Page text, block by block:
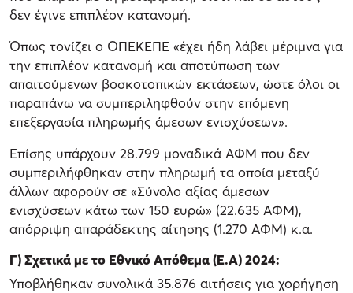
δεν έγινε επιπλέον κατανομή.
Όπως τονίζει ο ΟΠΕΚΕΠΕ «έχει ήδη λάβει μέριμνα για
την επιπλέον κατανομή και αποτύπωση των
απαιτούμενων βοσκοτοπικών εκτάσεων, ώστε όλοι οι
παραπάνω να συμπεριληφθούν στην επόμενη
επεξεργασία πληρωμής άμεσων ενισχύσεων».
Επίσης υπάρχουν 28.799 μοναδικά ΑΦΜ που δεν
συμπεριλήφθηκαν στην πληρωμή τα οποία μεταξύ
άλλων αφορούν σε «Σύνολο αξίας άμεσων
ενισχύσεων κάτω των 150 ευρώ» (22.635 ΑΦΜ),
απόρριψη απαράδεκτης αίτησης (1.270 ΑΦΜ) κ.α.
Γ) Σχετικά με το Εθνικό Απόθεμα (Ε.Α) 2024:
Υποβλήθηκαν συνολικά 35.876 αιτήσεις για χορήγηση